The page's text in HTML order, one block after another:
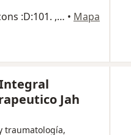
avenida calle 127 nº 21-60 cons :D:101. , Bogotá • Mapa
Jah
traumatología,